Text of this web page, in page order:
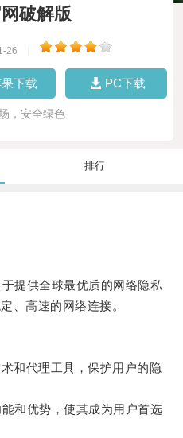
破解版
26
下载 PC下载
，安全绿色
排行
供全球最优质的网络隐私
、高速的网络连接。
代理工具，保护用户的隐
优势，使其成为用户首选